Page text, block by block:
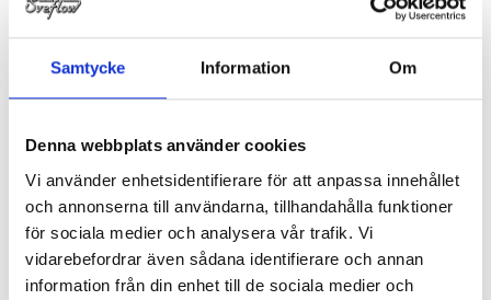
Samtycke Information Om
Denna webbplats använder cookies
Vi använder enhetsidentifierare för att anpassa innehållet
och annonserna till användarna, tillhandahålla funktioner
för sociala medier och analysera vår trafik. Vi
vidarebefordrar även sådana identifierare och annan
information från din enhet till de sociala medier och
0868-000080T Flänspackning med nät 0.7 mm
0868-000100T Flänspackning med nät 0.7 mm
0868-000125T
0868-000150T Flänspackning med nät 0.7 mm